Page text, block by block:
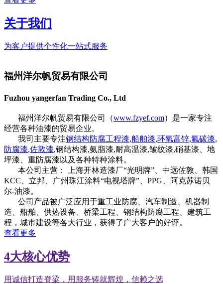
关于我们
为客户提供个性化一站式服务
福州洋尔帆贸易有限公司
Fuzhou yangerfan Trading Co., Ltd
福州洋尔帆贸易有限公司（www.fzyef.com）是一家专注
经营各种油漆的贸易企业。
我司主要专注钢结构防腐工程漆,船舶漆,环氧富锌,氟碳漆,
防腐漆,佐敦漆,钢结构漆,氨脂漆,耐高温漆,皱纹漆,硝基漆、地
坪漆、重防腐漆以及各种特种涂料。
本公司主营： 上海开林造漆厂“光明牌”、中远佐敦、韩国
KCC、立邦、广州珠江涂料“电视塔牌”、PPG、阿克苏诺贝
尔-油漆。
公司产品被广泛应用于重工业防腐、汽车制造、机器制
造、船舶、供热设备、桥梁工程、钢结构防腐工程、建筑工
程，城市建设等各大行业，获得了广大客户的好评。
查看更多
4大核心优势
用诚信打造脊梁，用服务铸就辉煌，信赖之选